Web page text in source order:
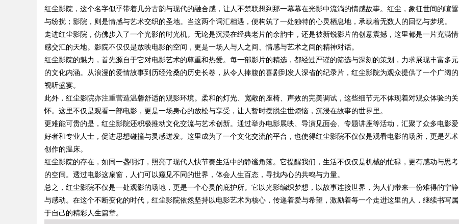
uz
!
红尘影院，这个名字似乎带着几分古韵与现代的融合感，让人不禁联想到那一幕幕在光影中流淌的情感故事。红尘，象征世间的喧嚣
与纷扰；影院，则是情感与艺术交织的圣地。当这两个词汇相遇，便构筑了一处独特的心灵栖息地，承载着无数人的回忆与梦境。
走进红尘影院，仿佛步入了一个光影的时光机。无论是沉浸在经典老片的余韵中，还是被新锐影片的创意震撼，这里都是一片充满情
感交汇的天地。影院不仅仅是放映电影的空间，更是一场人与人之间、情感与艺术之间的精神对话。
红尘影院的魅力，首先源自于它对电影艺术的尊重和热爱。每一部影片的精选，都经过严谨的筛选与深刻的策划，力求展现丰富多元
的文化内涵。从浪漫的爱情故事到历经沧桑的历史长卷，从令人捧腹的喜剧到发人深省的纪录片，红尘影院为观众提供了一个广阔的
视听盛宴。
此外，红尘影院亦注重营造温馨舒适的观影环境。柔和的灯光、宽敞的座椅、声效的完美调试，这些细节无不体现着对观众体验的关
怀。这里不仅是观看一部电影，更是一场身心的放松与享受，让人暂时摆脱尘世烦恼，沉浸在故事的世界里。
更难能可贵的是，红尘影院还积极推动文化交流与艺术创新。通过举办电影展映、导演见面会、专题讲座等活动，汇聚了众多电影爱
好者和专业人士，促进思想碰撞与灵感迸发。这里成为了一个文化交流的平台，也使得红尘影院不仅仅是观看电影的场所，更是艺术
创作的温床。
红尘影院的存在，如同一盏明灯，照亮了现代人快节奏生活中的静谧角落。它提醒我们，生活不仅仅是机械的忙碌，更有感动与思考
的空间。透过电影这扇窗，人们可以窥见不同的世界，体会人生百态，寻找内心的共鸣与力量。
总之，红尘影院不仅是一处观影的场地，更是一个心灵的庇护所。它以光影编织梦想，以故事连接世界，为人们带来一份难得的宁静
与感动。在这个不断变化的时代，红尘影院依然坚持以电影艺术为核心，传递着爱与希望，激励着每一个走进这里的人，继续书写属
于自己的精彩人生篇章。
花钱，ai却天天给他免费派单？ 发体系全解析